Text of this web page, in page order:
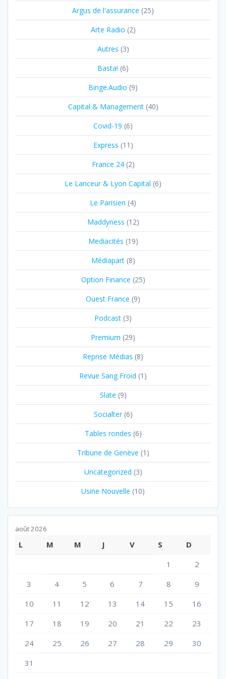
Argus de l'assurance (25)
Arte Radio (2)
Autres (3)
Basta! (6)
Binge.Audio (9)
Capital & Management(40)
Covid-19 (6)
Express (11)
France 24(2)
Le Lanceur & Lyon Capital (6)
Le Parisien (4)
Maddyness (12)
Mediacités (19)
Médiapart(8)
Option Finance (25)
Ouest France (9)
Podcast (3)
Premium (29)
Reprise Médias (8)
Revue Sang Froid (1)
Slate (9)
Socialter(6)
Tables rondes (6)
Tribune de Genève (1)
Uncategorized (3)
Usine Nouvelle (10)
août 2026
L M M J V S
D
1
2
3
4 5 6 7 8
9
10
11 12 13 14 15
16
17
18 19 20 21 22
23
24
25 26 27 28 29
30
31